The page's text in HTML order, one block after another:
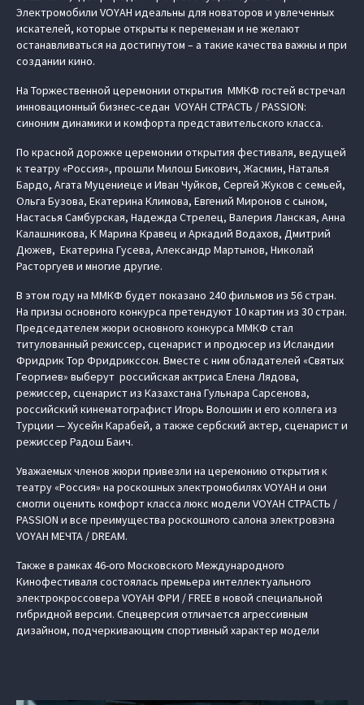
Электромобили VOYAH идеальны для новаторов и увлеченных
искателей, которые открыты к переменам и не желают
останавливаться на достигнутом – а такие качества важны и при
создании кино.
На Торжественной церемонии открытия ММКФ гостей встречал
инновационный бизнес-седан VOYAH СТРАСТЬ / PASSION:
синоним динамики и комфорта представительского класса.
По красной дорожке церемонии открытия фестиваля, ведущей
к театру «Россия», прошли Милош Бикович, Жасмин, Наталья
Бардо, Агата Муцениеце и Иван Чуйков, Сергей Жуков с семьей,
Ольга Бузова, Екатерина Климова, Евгений Миронов с сыном,
Настасья Самбурская, Надежда Стрелец, Валерия Ланская, Анна
Калашникова, К Марина Кравец и Аркадий Водахов, Дмитрий
Дюжев, Екатерина Гусева, Александр Мартынов, Николай
Расторгуев и многие другие.
В этом году на ММКФ будет показано 240 фильмов из 56 стран.
На призы основного конкурса претендуют 10 картин из 30 стран.
Председателем жюри основного конкурса ММКФ стал
титулованный режиссер, сценарист и продюсер из Исландии
Фридрик Тор Фридрикссон. Вместе с ним обладателей «Святых
Георгиев» выберут российская актриса Елена Лядова,
режиссер, сценарист из Казахстана Гульнара Сарсенова,
российский кинематографист Игорь Волошин и его коллега из
Турции — Хусейн Карабей, а также сербский актер, сценарист и
режиссер Радош Баич.
Уважаемых членов жюри привезли на церемонию открытия к
театру «Россия» на роскошных электромобилях VOYAH и они
смогли оценить комфорт класса люкс модели VOYAH СТРАСТЬ /
PASSION и все преимущества роскошного салона электровэна
VOYAH МЕЧТА / DREAM.
Также в рамках 46-ого Московского Международного
Кинофестиваля состоялась премьера интеллектуального
электрокроссовера VOYAH ФРИ / FREE в новой специальной
гибридной версии. Спецверсия отличается агрессивным
дизайном, подчеркивающим спортивный характер модели